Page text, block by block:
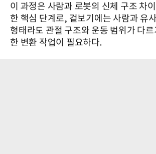
이 과정은 사람과 로봇의 신체 구조 차
한 핵심 단계로, 겉보기에는 사람과 유
형태라도 관절 구조와 운동 범위가 다
한 변환 작업이 필요하다.